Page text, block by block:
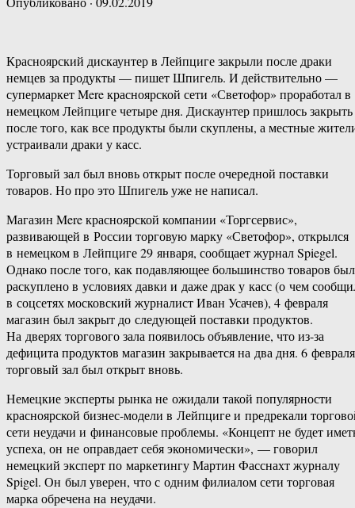
Красноярский дискаунтер в Лейпциге закрыли после драки
немцев за продукты — пишет Шпигель. И действительно —
супермаркет Mere красноярской сети «Светофор» проработал в
немецком Лейпциге четыре дня. Дискаунтер пришлось закрыть
после того, как все продукты были скуплены, а местные
устраивали драки у касс.
Торговый зал был вновь открыт после очередной поставки
товаров. Но про это Шпигель уже не написал.
Магазин Mere красноярской компании «Торгсервис»,
развивающей в России торговую марку «Светофор», открылся
в немецком в Лейпциге 29 января, сообщает журнал Spiegel.
Однако после того, как подавляющее большинство товаров
раскуплено в условиях давки и даже драк у касс (о чем
в соцсетях московский журналист Иван Усачев), 4 февраля
магазин был закрыт до следующей поставки продуктов.
На дверях торгового зала появилось объявление, что из-за
дефицита продуктов магазин закрывается на два дня. 6 февраля
торговый зал был открыт вновь.
Немецкие эксперты рынка не ожидали такой популярности
красноярской бизнес-модели в Лейпциге и предрекали
сети неудачи и финансовые проблемы. «Концепт не будет
успеха, он не оправдает себя экономически», — говорил
немецкий эксперт по маркетингу Мартин Фасснахт журналу
Spigel. Он был уверен, что с одним филиалом сети торговая
марка обречена на неудачи.